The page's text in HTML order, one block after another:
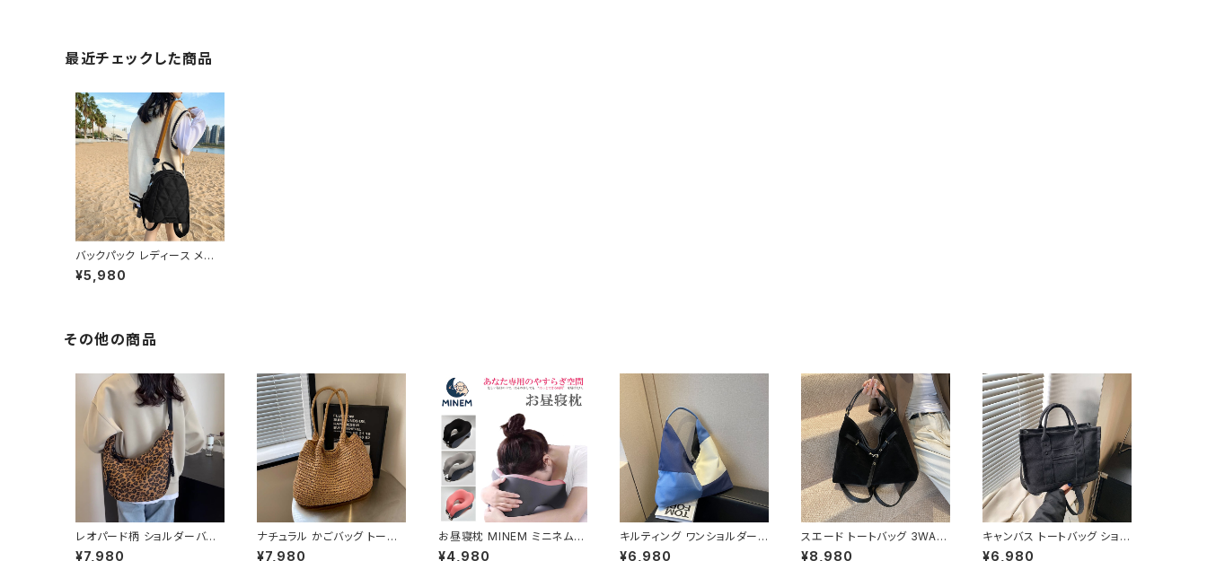
最近チェックした商品
バックパック レディース メン
ズ リュック 春夏 秋冬 春 夏
秋 冬 黒 バッグ リュックサック
ュック 学校バッグ 防水 大きめ
バッグ 大学生 高校生 中学生
ック オフィス カレッジコーデ
カジュアル デイリー お出かけ
K-B0132
¥5,980
その他の商品
レオパード柄 ショルダーバッ
グ ワンショルダーバッグ レデ
¥7,980
ナチュラル かごバッグ トート
バッグ ショルダーバッグ レディ
¥7,980
お昼寝枕 MINEM ミニネム
仮眠枕 うつぶせ枕 ネックピロ
¥4,980
キルティング ワンショルダーバ
ッグ トライアングルバッグ アシ
¥6,980
スエード トートバッグ 3WAY
ショルダーバッグ レディース
¥8,980
キャンバス トートバッグ ショル
ダーバッグ ミニバッグ レディ
¥6,980